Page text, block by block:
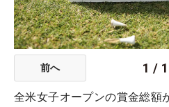
前へ 1 / 1
全米女子オープンの賞金総額